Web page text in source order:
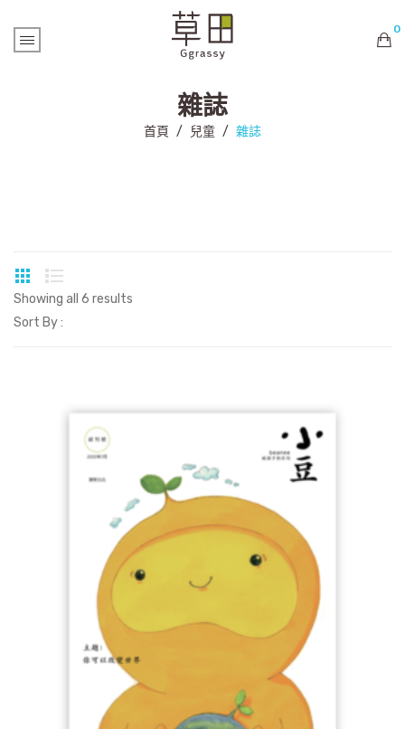
0
購物車內未有商品
雜誌
首頁 / 兒童 / 雜誌
Showing all 6 results
Sort By :